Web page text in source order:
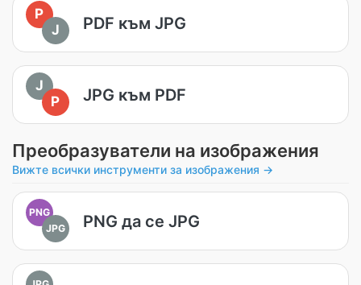
P
J
PDF към JPG
J
P
JPG към PDF
Преобразуватели на изображения
Вижте всички инструменти за изображения →
PNG
JPG
PNG да се JPG